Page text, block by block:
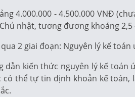
4.000.000 - 4.500.000 VNĐ
nhật, tương đương khoảng 2,5
2 giai đoạn: Nguyên lý kế
dẫn kiến thức nguyên lý kế toán
có thể tự tin định khoản kế